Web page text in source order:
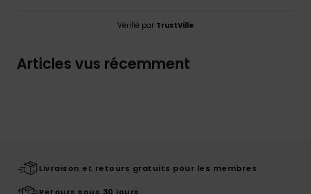
Vérifié par TrustVille
Articles vus récemment
Livraison et retours gratuits pour les membres
Retours sous 30 jours